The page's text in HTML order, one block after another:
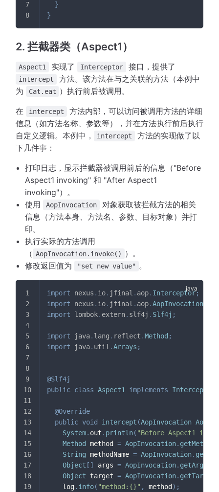
}
}
2. 拦截器类（Aspect1）
Aspect1 实现了 Interceptor 接口，提供了
intercept
方法。该方法在与之关联的方法（本例中
为
Cat.eat ）执行前后被调用。
在 intercept
方法内部，可以访问被调用方法的详细
信息（如方法名称、参数等），并在方法执行前后执行
自定义逻辑。本例中，
intercept
方法的实现做了以
下几件事：
打印日志，显示拦截器被调用前后的信息（"Before
Aspect1 invoking" 和 "After Aspect1
invoking"）。
使用
AopInvocation
对象获取被拦截方法的相关
信息（方法本身、方法名、参数、目标对象）并打
印。
执行实际的方法调用
（ AopInvocation.invoke()
）。
修改返回值为
"set new value" 。
import nexus . io. jfinal . aop. Interceptor;
import
nexus . io. jfinal . aop.AopInvocation
import
lombok. extern. slf4j . Slf4j ;
import java. lang . reflect .Method ;
import
java. util .Arrays ;
@Slf4j
public class Aspect1 implements Interceptor
@Override
public void intercept (AopInvocation
System. out . println( "Before Aspect1
Method
method = AopInvocation. getMethod
String methodName = AopInvocation.
Object [ ] args = AopInvocation. getArgs
Object target = AopInvocation. getTarget
    log
. info( "method:{}" , method ) ;